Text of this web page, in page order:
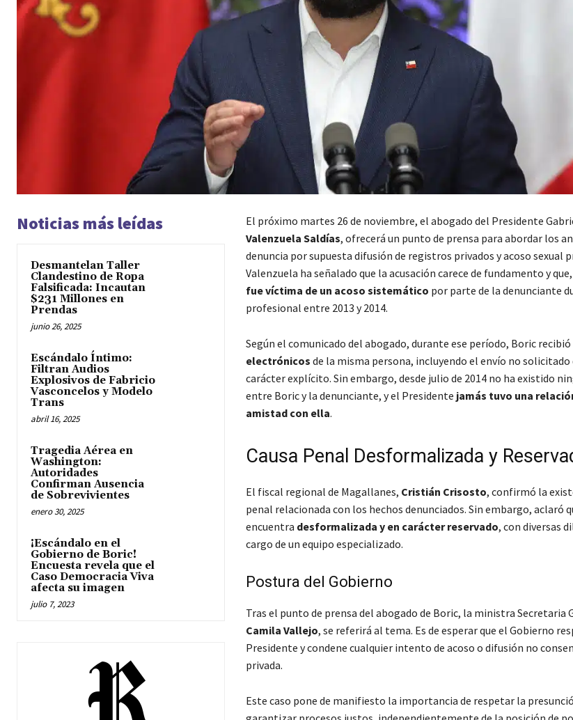
Noticias más leídas
Desmantelan Taller
Clandestino de Ropa
Falsificada: Incautan
$231 Millones en
Prendas
junio 26, 2025
Escándalo Íntimo:
Filtran Audios
Explosivos de Fabricio
Vasconcelos y Modelo
Trans
abril 16, 2025
Tragedia Aérea en
Washington:
Autoridades
Confirman Ausencia
de Sobrevivientes
enero 30, 2025
¡Escándalo en el
Gobierno de Boric!
Encuesta revela que el
Caso Democracia Viva
afecta su imagen
julio 7, 2023
El próximo martes 26 de noviembre, el abogado del Presidente
Valenzuela Saldías, ofrecerá un punto de prensa para abordar los
denuncia por supuesta difusión de registros privados y acoso sexual
Valenzuela ha señalado que la acusación carece de fundamento y
fue víctima de un acoso sistemático por parte de la denunciante
profesional entre 2013 y 2014.
Según el comunicado del abogado, durante ese período, Boric recibió
electrónicos de la misma persona, incluyendo el envío no solicitado
carácter explícito. Sin embargo, desde julio de 2014 no ha existido
entre Boric y la denunciante, y el Presidente jamás tuvo una
amistad con ella.
Causa Penal Desformalizada y
El fiscal regional de Magallanes, Cristián Crisosto, confirmó la
penal relacionada con los hechos denunciados. Sin embargo, aclaró
encuentra desformalizada y en carácter reservado, con diversas
cargo de un equipo especializado.
Postura del Gobierno
Tras el punto de prensa del abogado de Boric, la ministra Secretaria
Camila Vallejo, se referirá al tema. Es de esperar que el Gobierno
Presidente y condene cualquier intento de acoso o difusión no
privada.
Este caso pone de manifiesto la importancia de respetar la